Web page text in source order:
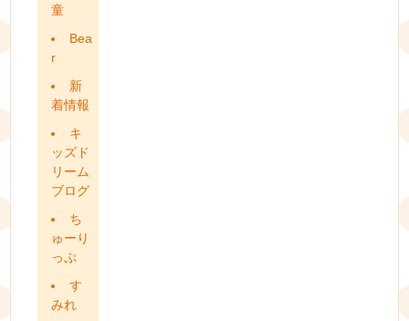
童
Bea
r
新
着情報
キ
ッズド
リーム
ブログ
ち
ゅーり
っぷ
す
みれ